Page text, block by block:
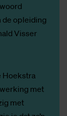
de opleiding
Visser
Hoekstra
met
met